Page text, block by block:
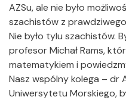
AZSu, ale nie było
szachistów z
Nie było tylu szachistów.
profesor Michał Rams,
matematykiem i
Nasz wspólny kolega – dr
Uniwersytetu Morskiego,